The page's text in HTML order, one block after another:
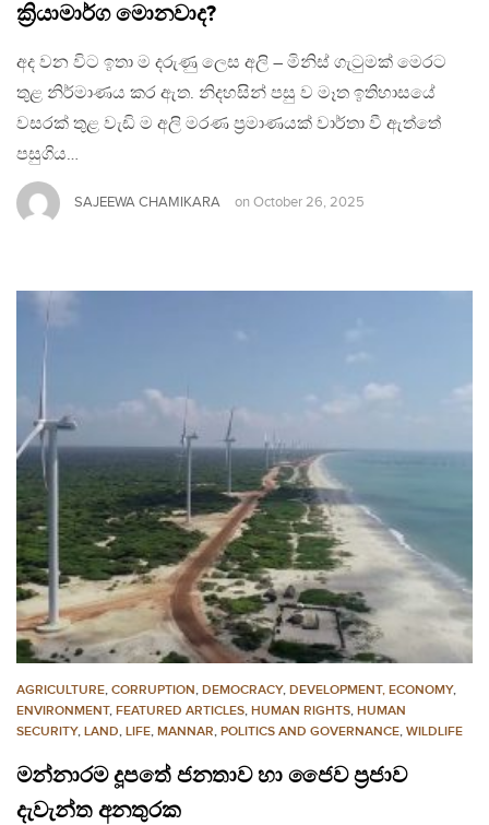
ක්‍රියාමාර්ග මොනවාද?
අද වන විට ඉතා ම දරුණු ලෙස අලි – මිනිස් ගැටුමක් මෙරට
තුළ නිර්මාණය කර ඇත. නිදහසින් පසු ව මෑත ඉතිහාසයේ
වසරක් තුළ වැඩි ම අලි මරණ ප්‍රමාණයක් වාර්තා වී ඇත්තේ
පසුගිය…
SAJEEWA CHAMIKARA on October 26, 2025
AGRICULTURE, CORRUPTION, DEMOCRACY, DEVELOPMENT, ECONOMY,
ENVIRONMENT, FEATURED ARTICLES, HUMAN RIGHTS, HUMAN
SECURITY, LAND, LIFE, MANNAR, POLITICS AND GOVERNANCE, WILDLIFE
මන්නාරම දූපතේ ජනතාව හා ජෛව ප්‍රජාව
දැවැන්ත අනතුරක